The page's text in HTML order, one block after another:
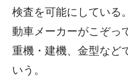
検査を可能にしている
動車メーカーがこぞっ
重機・建機、金型など
いう。